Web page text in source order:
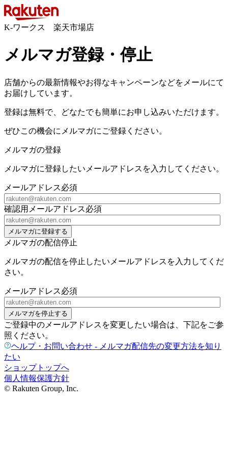
K-ワークス 楽天市場店
メルマガ登録・停止
店舗からの最新情報やお得なキャンペーンなどをメールにて
お届けしています。
登録は無料で、どなたでも簡単にお申し込みいただけます。
ぜひこの機会にメルマガにご登録ください。
メルマガの登録
メルマガに登録したいメールアドレスを入力してください。
メールアドレス必須
確認用メールアドレス必須
メルマガに登録する
メルマガの配信停止
メルマガの配信を停止したいメールアドレスを入力してくだ
さい。
メールアドレス必須
メルマガを停止する
ご登録中のメールアドレスを変更したい場合は、下記をご参
照ください。
ヘルプ・お問い合わせ - メルマガ配信先の変更方法を知り
たい
ショップトップへ
個人情報保護方針
© Rakuten Group, Inc.